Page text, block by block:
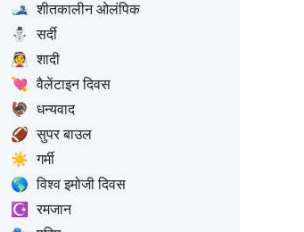
🎿 शीतकालीन ओलंपिक
⛄
सर्दी
👰 शादी
💘 वैलेंटाइन दिवस
🦃 धन्यवाद
🏈 सुपर बाउल
☀️ गर्मी
🌎 विश्व इमोजी दिवस
☪️
रमजान